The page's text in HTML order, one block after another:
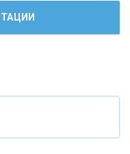
при цифровом